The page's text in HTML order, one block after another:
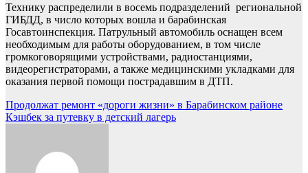
Технику распределили в восемь подразделений региональной
ГИБДД, в число которых вошла и барабинская
Госавтоинспекция. Патрульный автомобиль оснащен всем
необходимым для работы оборудованием, в том числе
громкоговорящими устройствами, радиостанциями,
видеорегистраторами, а также медицинскими укладками для
оказания первой помощи пострадавшим в ДТП.
Навигация
по
Продолжат ремонт «дороги жизни» в Барабинском районе
Кэшбек за путевку в детский лагерь